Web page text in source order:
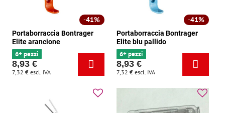
41%
Portaborraccia Bontrager
Elite arancione
6+ pezzi
8,93 €
7,32 € escl. IVA
41%
Portaborraccia Bontrager
Elite blu pallido
6+ pezzi
8,93 €
7,32 € escl. IVA